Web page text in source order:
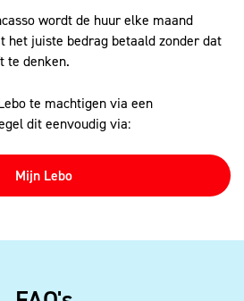
wordt de huur elke maand
het juiste bedrag betaald zonder dat
te denken.
te machtigen via een
dit eenvoudig via:
Mijn Lebo